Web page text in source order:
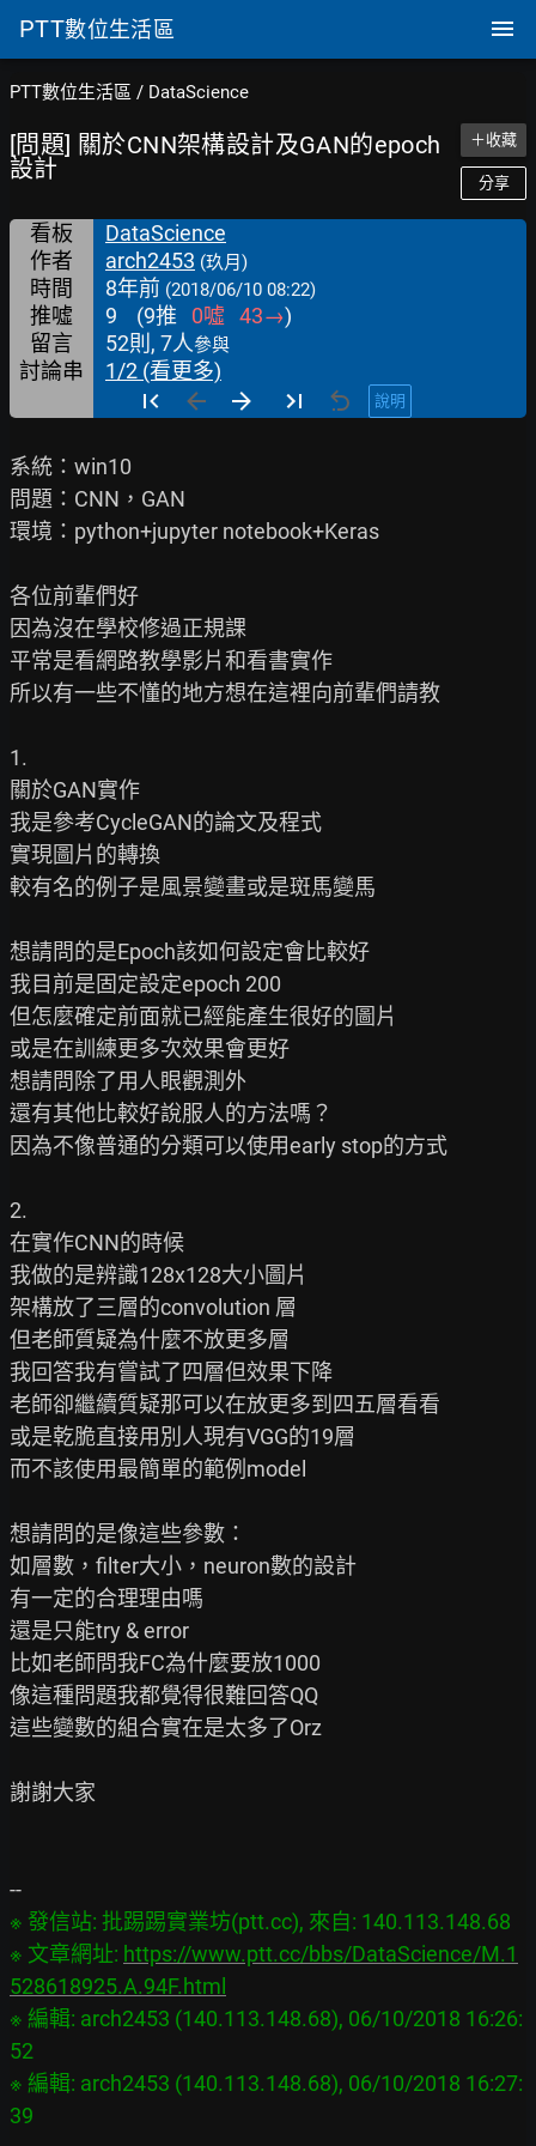
PTT數位生活區
PTT數位生活區 / DataScience
[問題] 關於CNN架構設計及GAN的epoch
設計
＋收藏
分享
看板
DataScience
作者
arch2453 (玖月)
時間 8年前 (2018/06/10 08:22)
推噓 9 (9推 0噓 43→)
留言
52則, 7人參與
討論串 1/2 (看更多)
說明
系統：win10
問題：CNN，GAN
環境：python+jupyter notebook+Keras
各位前輩們好
因為沒在學校修過正規課
平常是看網路教學影片和看書實作
所以有一些不懂的地方想在這裡向前輩們請教
1.
關於GAN實作
我是參考CycleGAN的論文及程式
實現圖片的轉換
較有名的例子是風景變畫或是斑馬變馬
想請問的是Epoch該如何設定會比較好
我目前是固定設定epoch 200
但怎麼確定前面就已經能產生很好的圖片
或是在訓練更多次效果會更好
想請問除了用人眼觀測外
還有其他比較好說服人的方法嗎？
因為不像普通的分類可以使用early stop的方式
2.
在實作CNN的時候
我做的是辨識128x128大小圖片
架構放了三層的convolution 層
但老師質疑為什麼不放更多層
我回答我有嘗試了四層但效果下降
老師卻繼續質疑那可以在放更多到四五層看看
或是乾脆直接用別人現有VGG的19層
而不該使用最簡單的範例model
想請問的是像這些參數：
如層數，filter大小，neuron數的設計
有一定的合理理由嗎
還是只能try & error
比如老師問我FC為什麼要放1000
像這種問題我都覺得很難回答QQ
這些變數的組合實在是太多了Orz
謝謝大家
※ 發信站: 批踢踢實業坊(ptt.cc), 來自: 140.113.148.68
※ 文章網址: https://www.ptt.cc/bbs/DataScience/M.1
528618925.A.94F.html
※ 編輯: arch2453 (140.113.148.68), 06/10/2018 16:26:
52
※ 編輯: arch2453 (140.113.148.68), 06/10/2018 16:27: